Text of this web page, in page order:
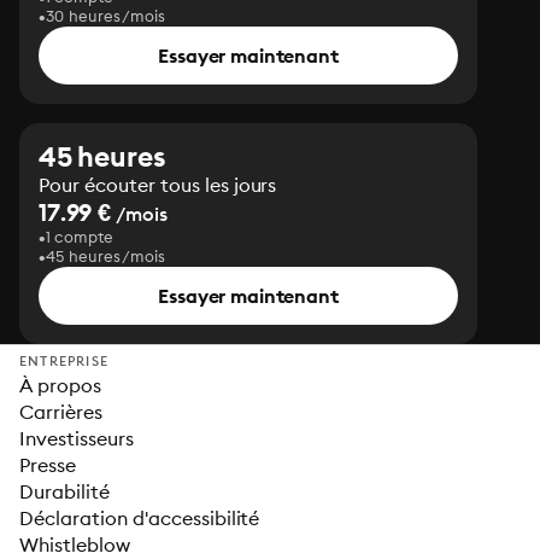
30 heures/mois
Essayer maintenant
45 heures
Pour écouter tous les jours
17.99 € /mois
1 compte
45 heures/mois
Essayer maintenant
ENTREPRISE
À propos
Carrières
Investisseurs
Presse
Durabilité
Déclaration d'accessibilité
Whistleblow